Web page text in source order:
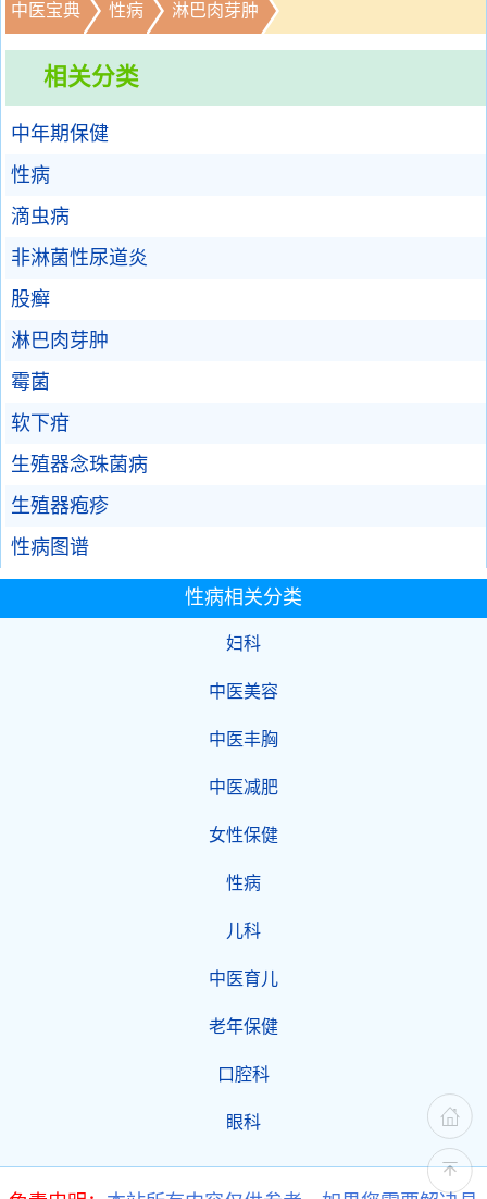
中医宝典 性病 淋巴肉芽肿
相关分类
中年期保健
性病
滴虫病
非淋菌性尿道炎
股癣
淋巴肉芽肿
霉菌
软下疳
生殖器念珠菌病
生殖器疱疹
性病图谱
性病相关分类
妇科
中医美容
中医丰胸
中医减肥
女性保健
性病
儿科
中医育儿
老年保健
口腔科
眼科